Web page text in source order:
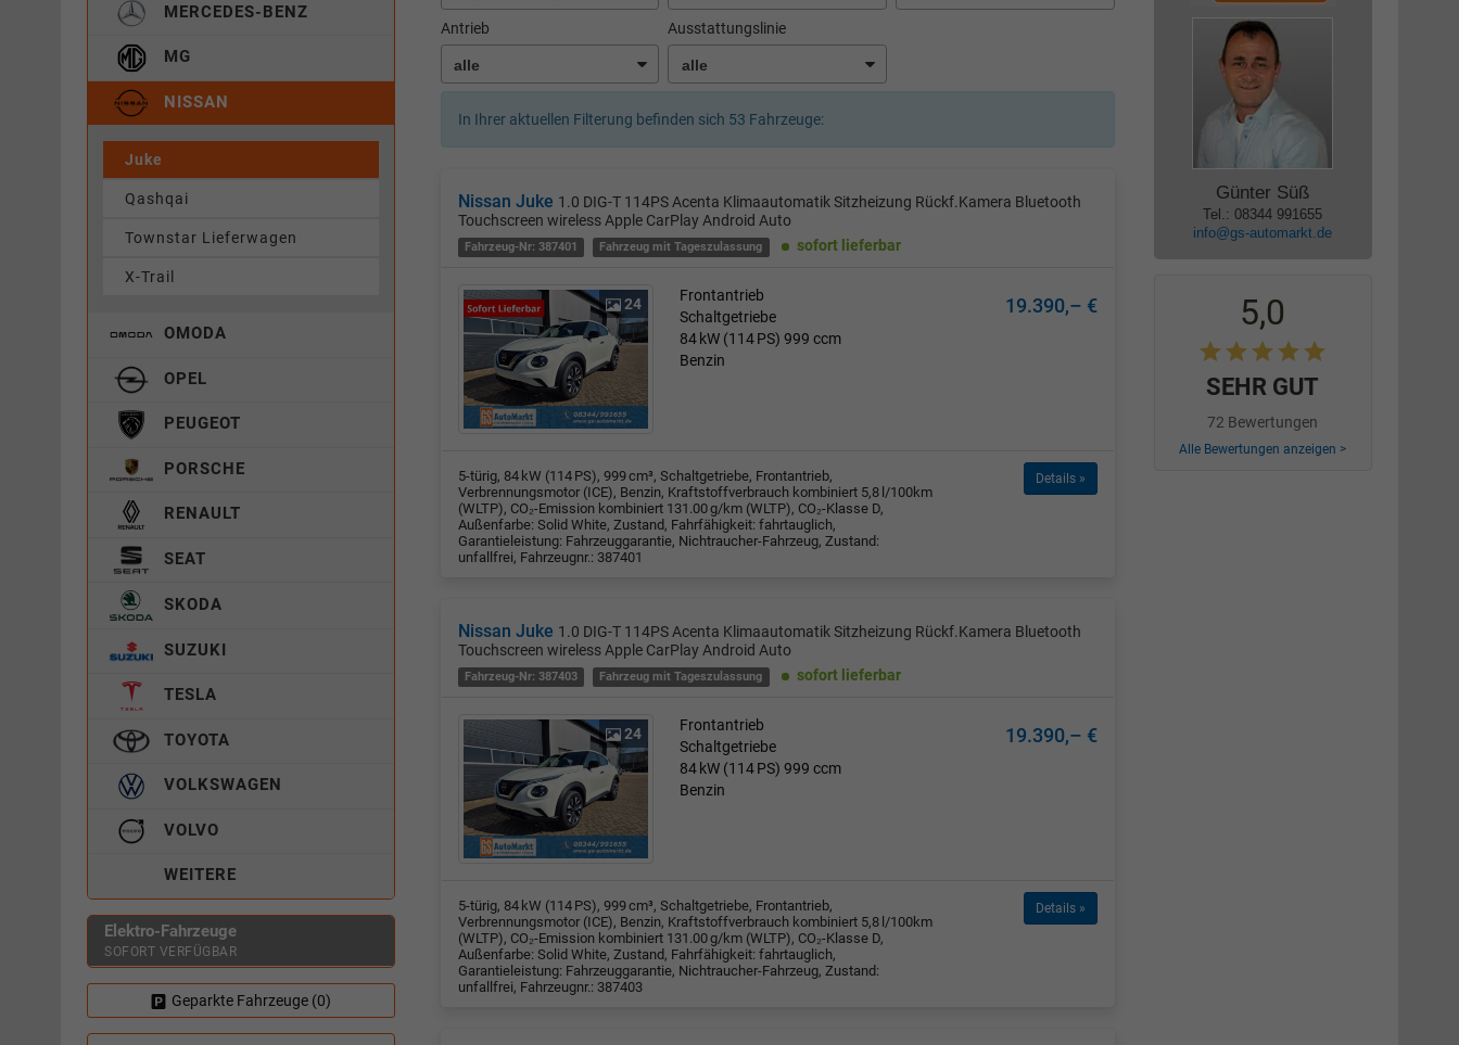
Antrieb Ausstattungslinie
In Ihrer aktuellen Filterung befinden sich 53 Fahrzeuge:
Nissan Juke 1.0 DIG-T 114PS Acenta Klimaautomatik Sitzheizung Rückf.Kamera Bluetooth
Touchscreen wireless Apple CarPlay Android Auto
Fahrzeug-Nr: 387401 Fahrzeug mit Tageszulassung sofort lieferbar
24
Frontantrieb
Schaltgetriebe
84 kW (114 PS) 999 ccm
Benzin
19.390,– €
5-türig, 84 kW (114 PS), 999 cm³, Schaltgetriebe, Frontantrieb,
Verbrennungsmotor (ICE), Benzin, Kraftstoffverbrauch kombiniert 5,8 l/100km
(WLTP), CO₂-Emission kombiniert 131.00 g/km (WLTP), CO₂-Klasse D,
Außenfarbe: Solid White, Zustand, Fahrfähigkeit: fahrtauglich,
Garantieleistung: Fahrzeuggarantie, Nichtraucher-Fahrzeug, Zustand:
unfallfrei, Fahrzeugnr.: 387401
Details »
Nissan Juke 1.0 DIG-T 114PS Acenta Klimaautomatik Sitzheizung Rückf.Kamera Bluetooth
Touchscreen wireless Apple CarPlay Android Auto
Fahrzeug-Nr: 387403 Fahrzeug mit Tageszulassung sofort lieferbar
24
Frontantrieb
Schaltgetriebe
84 kW (114 PS) 999 ccm
Benzin
19.390,– €
5-türig, 84 kW (114 PS), 999 cm³, Schaltgetriebe, Frontantrieb,
Verbrennungsmotor (ICE), Benzin, Kraftstoffverbrauch kombiniert 5,8 l/100km
(WLTP), CO₂-Emission kombiniert 131.00 g/km (WLTP), CO₂-Klasse D,
Außenfarbe: Solid White, Zustand, Fahrfähigkeit: fahrtauglich,
Garantieleistung: Fahrzeuggarantie, Nichtraucher-Fahrzeug, Zustand:
unfallfrei, Fahrzeugnr.: 387403
Details »
MERCEDES-BENZ
MG
NISSAN
Juke
Qashqai
Townstar Lieferwagen
X-Trail
OMODA
OPEL
PEUGEOT
PORSCHE
RENAULT
SEAT
SKODA
SUZUKI
TESLA
TOYOTA
VOLKSWAGEN
VOLVO
WEITERE
Elektro-Fahrzeuge
SOFORT VERFÜGBAR
Geparkte Fahrzeuge (0)
Günter Süß
Tel.: 08344 991655
info@gs-automarkt.de
5,0
SEHR GUT
72 Bewertungen
Alle Bewertungen anzeigen >